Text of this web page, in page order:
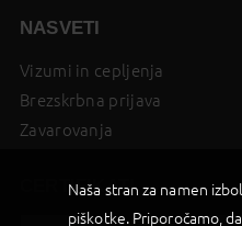
NASVETI
Vizumi in cepljenja
Brezskrbna prijava
Zavarovanja
CERTIFIKATI
Naša stran za namen
piškotke. Priporočamo,